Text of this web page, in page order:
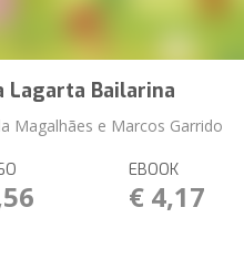
Lagarta Bailarina
Magalhães e Marcos Garrido
EBOOK
€ 4,17